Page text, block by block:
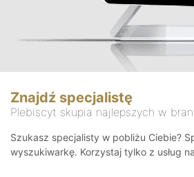
Znajdź specjalistę
Plebiscyt skupia najlepszych w
Szukasz specjalisty w pobliżu Ciebie?
wyszukiwarkę. Korzystaj tylko z usług